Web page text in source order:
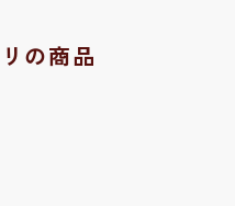
の商品